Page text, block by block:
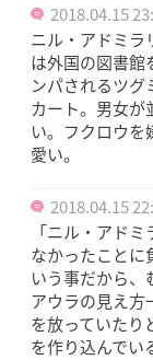
2018.04.15
ニル・アドミラ
は外国の図書館
ンパされるツグ
カート。男女が
い。フクロウ
愛い。
2018.04.15
「ニル・アド
なかったことに
いう事だから、
アウラの見え方
を放っていたり
を作り込んでい